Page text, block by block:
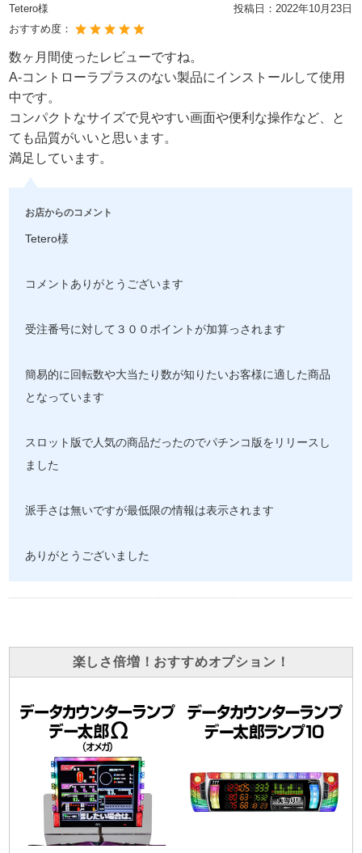
Tetero様 投稿日：2022年10月23日
おすすめ度：
数ヶ月間使ったレビューですね。
A-コントローラプラスのない製品にインストールして使用
中です。
コンパクトなサイズで見やすい画面や便利な操作など、と
ても品質がいいと思います。
満足しています。
お店からのコメント
Tetero様
コメントありがとうございます
受注番号に対して３００ポイントが加算っされます
簡易的に回転数や大当たり数が知りたいお客様に適した商品
となっています
スロット版で人気の商品だったのでパチンコ版をリリースし
ました
派手さは無いですが最低限の情報は表示されます
ありがとうございました
楽しさ倍増！おすすめオプション！